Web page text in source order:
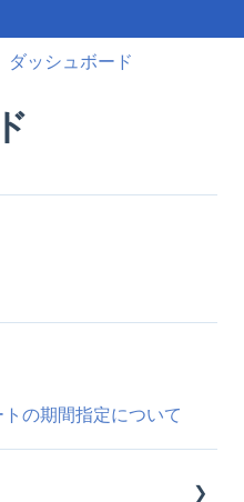
ダッシュボード
の期間指定について